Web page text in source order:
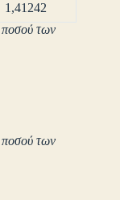
1,41242
ποσού των
ποσού των